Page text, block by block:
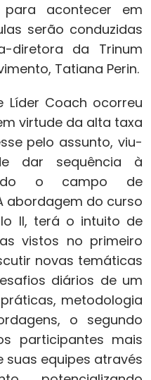
acontecer em
serão conduzidas
diretora da Trinum
Tatiana Perin.
Líder Coach ocorreu
virtude da alta taxa
pelo assunto, viu-
dar sequência à
o campo de
abordagem do curso
II, terá o intuito de
vistos no primeiro
novas temáticas
diários de um
metodologia
o segundo
participantes mais
suas equipes através